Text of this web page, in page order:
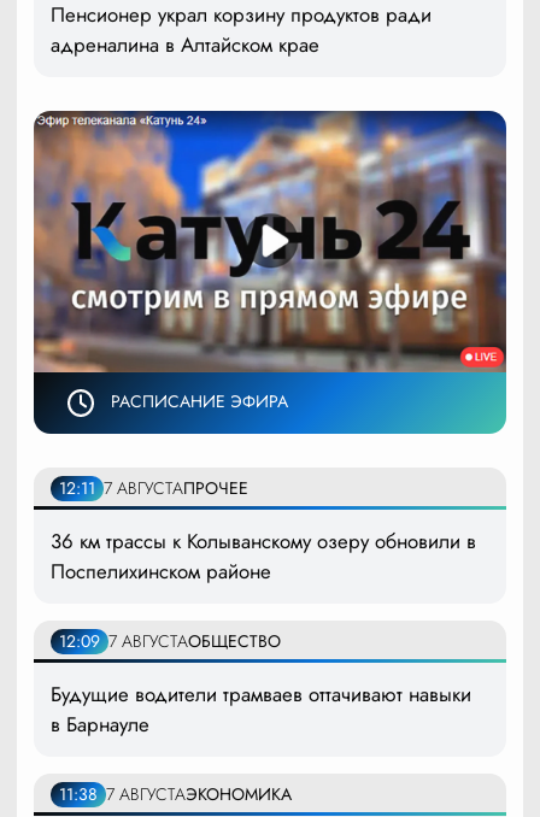
Пенсионер украл корзину продуктов ради
адреналина в Алтайском крае
РАСПИСАНИЕ ЭФИРА
12:11 7 АВГУСТАПРОЧЕЕ
36 км трассы к Колыванскому озеру обновили в
Поспелихинском районе
12:09 7 АВГУСТАОБЩЕСТВО
Будущие водители трамваев оттачивают навыки
в Барнауле
11:38 7 АВГУСТАЭКОНОМИКА